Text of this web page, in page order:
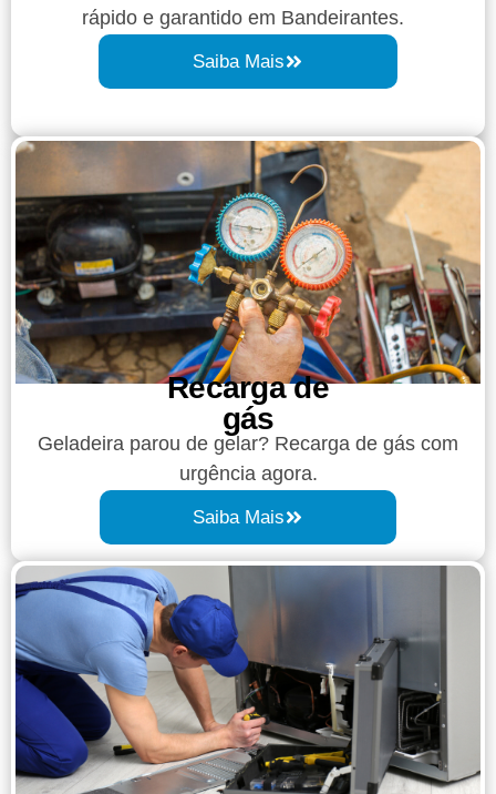
rápido e garantido em Bandeirantes.
Saiba Mais
Recarga de
gás
Geladeira parou de gelar? Recarga de gás com
urgência agora.
Saiba Mais